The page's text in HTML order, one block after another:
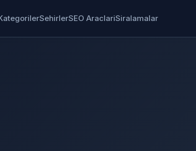
SehirlerSEO AraclariSiralamalar